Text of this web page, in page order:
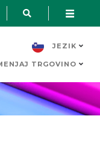
JEZIK
TRGOVINO